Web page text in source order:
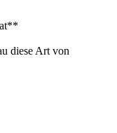
diese Art von